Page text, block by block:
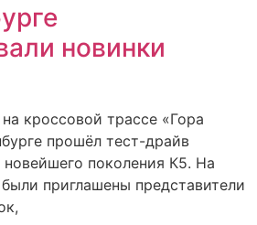
новинки
на кроссовой трассе «Гора
прошёл тест-драйв
поколения К5. На
приглашены представители